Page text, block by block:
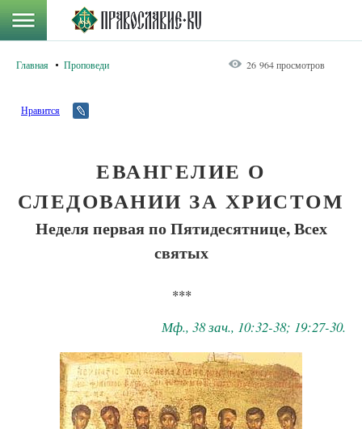
Главная Проповеди 26 964 просмотров
Нравится
ЕВАНГЕЛИЕ О
СЛЕДОВАНИИ ЗА ХРИСТОМ
Неделя первая по Пятидесятнице, Всех
святых
***
Мф., 38 зач., 10:32-38; 19:27-30.